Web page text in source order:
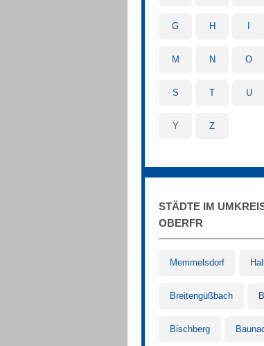
G H
M N O
S T U
Y Z
STÄDTE IM
OBERFR
Memmelsdorf
Breitengüßbach
Bischberg